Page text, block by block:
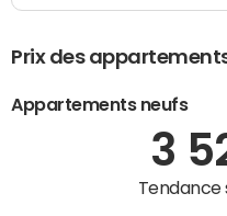
Prix des
Appartements neufs
3
Tendance